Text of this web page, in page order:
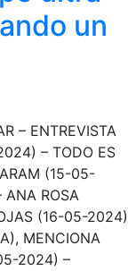
un
– ENTREVISTA
– TODO ES
(15-05-
ROSA
(16-05-2024)
MENCIONA
2024) –